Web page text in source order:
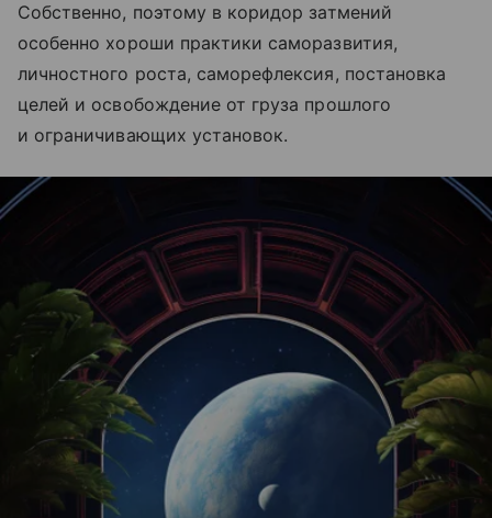
Собственно, поэтому в коридор затмений
особенно хороши практики саморазвития,
личностного роста, саморефлексия, постановка
целей и освобождение от груза прошлого
и ограничивающих установок.